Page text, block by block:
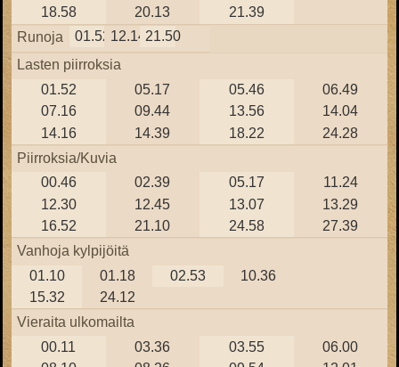
18.58
20.13
21.39
Runoja
01.52 12.14 21.50
Lasten piirroksia
01.52
05.17 05.46
06.49
07.16
09.44 13.56
14.04
14.16
14.39 18.22
24.28
Piirroksia/Kuvia
00.46
02.39 05.17
11.24
12.30
12.45 13.07
13.29
16.52
21.10 24.58
27.39
Vanhoja kylpijöitä
01.10
01.18 02.53
10.36
15.32
24.12
Vieraita ulkomailta
00.11
03.36 03.55
06.00